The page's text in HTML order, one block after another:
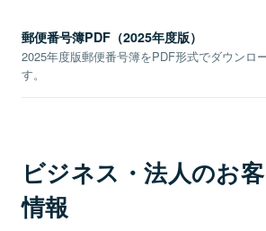
郵便番号簿PDF（2025年度版）
2025年度版郵便番号簿をPDF形式でダウンロ
す。
ビジネス・法人のお
情報